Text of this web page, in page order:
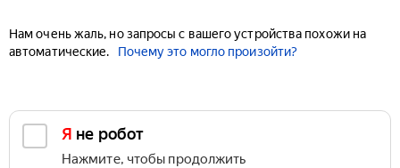
Нам очень жаль, но запросы с вашего устройства похожи на
автоматические.
Почему это могло произойти?
Я не робот
Нажмите, чтобы продолжить